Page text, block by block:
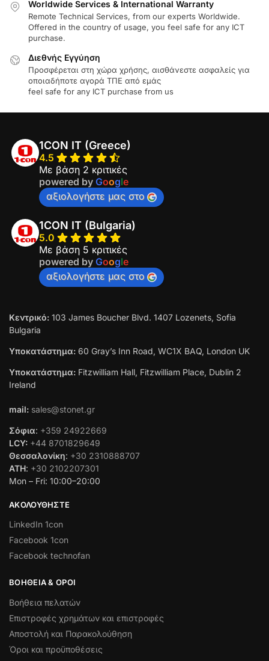
Worldwide Services & International Warranty
Remote Technical Services, from our experts Worldwide.
Offered in the country of usage, you feel safe for any ICT
purchase.
Διεθνής Εγγύηση
Προσφέρεται στη χώρα χρήσης, αισθάνεστε ασφαλείς για
οποιαδήποτε αγορά ΤΠΕ από εμάς
feel safe for any ICT purchase from us
1CON IT (Greece)
4.5
Με βάση 2 κριτικές
powered by Google
αξιολογήστε μας στο
1CON IT (Bulgaria)
5.0
Με βάση 5 κριτικές
powered by Google
αξιολογήστε μας στο
Κεντρικό: 103 James Boucher Blvd. 1407 Lozenets, Sofia
Bulgaria
Υποκατάστημα: 60 Gray’s Inn Road, WC1X BAQ, London UK
Υποκατάστημα: Fitzwilliam Hall, Fitzwilliam Place, Dublin 2
Ireland
mail: sales@stonet.gr
Σόφια: +359 24922669
LCY: +44 8701829649
Θεσσαλονίκη: +30 2310888707
ATH: +30 2102207301
Mon – Fri: 10:00–20:00
ΑΚΟΛΟΥΘΉΣΤΕ
LinkedIn 1con
Facebook 1con
Facebook technofan
ΒΟΉΘΕΙΑ & ΌΡΟΙ
Βοήθεια πελατών
Επιστροφές χρημάτων και επιστροφές
Αποστολή και Παρακολούθηση
Όροι και προϋποθέσεις
Welcome to 1con AI Chat!
Let's get started. Enter your email to begin chatting
with us.
Start Chat